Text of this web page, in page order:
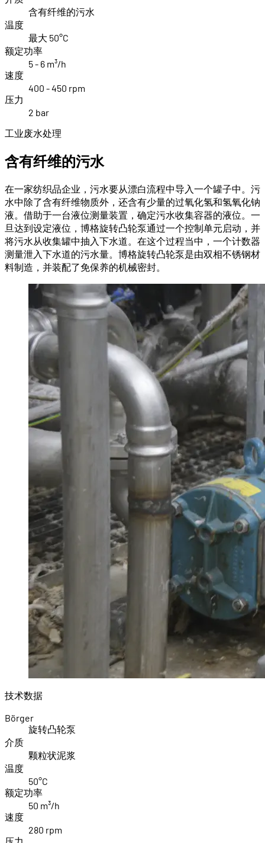
含有纤维的污水
温度
最大 50°C
额定功率
5 - 6 m³/h
速度
400 - 450 rpm
压力
2 bar
工业废水处理
含有纤维的污水
在一家纺织品企业，污水要从漂白流程中导入一个罐子中。污
水中除了含有纤维物质外，还含有少量的过氧化氢和氢氧化钠
液。借助于一台液位测量装置，确定污水收集容器的液位。一
旦达到设定液位，博格旋转凸轮泵通过一个控制单元启动，并
将污水从收集罐中抽入下水道。在这个过程当中，一个计数器
测量泄入下水道的污水量。博格旋转凸轮泵是由双相不锈钢材
料制造，并装配了免保养的机械密封。
技术数据
Börger
旋转凸轮泵
介质
颗粒状泥浆
温度
50°C
额定功率
50 m³/h
速度
280 rpm